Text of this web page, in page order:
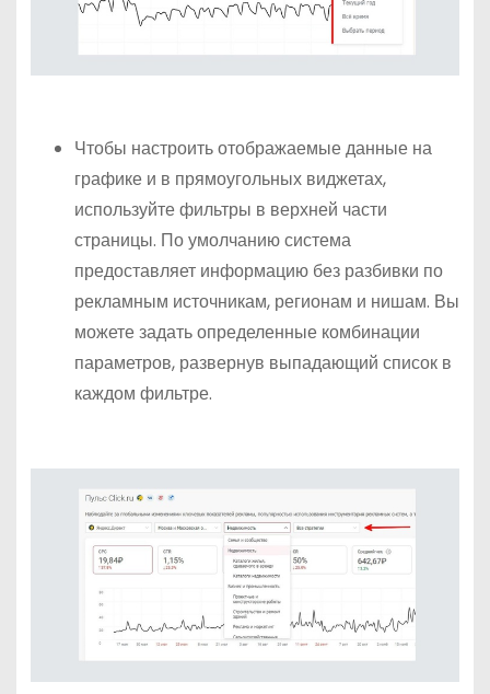
Чтобы настроить отображаемые данные на
графике и в прямоугольных виджетах,
используйте фильтры в верхней части
страницы. По умолчанию система
предоставляет информацию без разбивки по
рекламным источникам, регионам и нишам. Вы
можете задать определенные комбинации
параметров, развернув выпадающий список в
каждом фильтре.